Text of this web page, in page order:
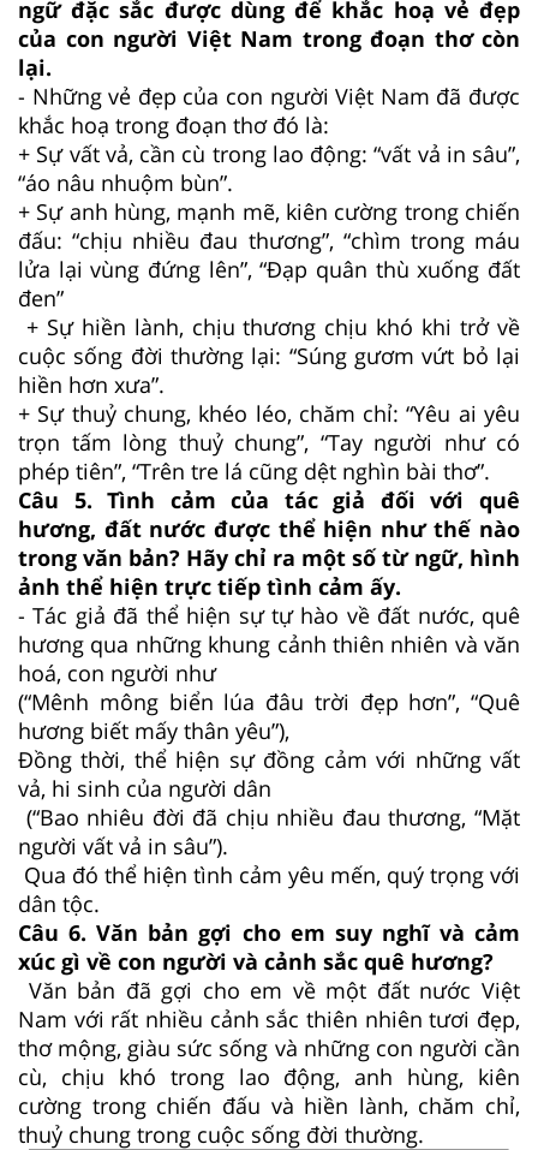
ngữ đặc sắc được dùng để khắc hoạ vẻ đẹp
của con người Việt Nam trong đoạn thơ còn
lại.
- Những vẻ đẹp của con người Việt Nam đã được
khắc hoạ trong đoạn thơ đó là:
+ Sự vất vả, cần cù trong lao động: “vất vả in sâu”,
“áo nâu nhuộm bùn”.
+ Sự anh hùng, mạnh mẽ, kiên cường trong chiến
đấu: “chịu nhiều đau thương”, “chìm trong máu
lửa lại vùng đứng lên”, “Đạp quân thù xuống đất
đen”
+ Sự hiền lành, chịu thương chịu khó khi trở về
cuộc sống đời thường lại: “Súng gươm vứt bỏ lại
hiền hơn xưa”.
+ Sự thuỷ chung, khéo léo, chăm chỉ: “Yêu ai yêu
trọn tấm lòng thuỷ chung”, “Tay người như có
phép tiên”, “Trên tre lá cũng dệt nghìn bài thơ”.
Câu 5. Tình cảm của tác giả đối với quê
hương, đất nước được thể hiện như thế nào
trong văn bản? Hãy chỉ ra một số từ ngữ, hình
ảnh thể hiện trực tiếp tình cảm ấy.
- Tác giả đã thể hiện sự tự hào về đất nước, quê
hương qua những khung cảnh thiên nhiên và văn
hoá, con người như
(“Mênh mông biển lúa đâu trời đẹp hơn”, “Quê
hương biết mấy thân yêu”),
Đồng thời, thể hiện sự đồng cảm với những vất
vả, hi sinh của người dân
(“Bao nhiêu đời đã chịu nhiều đau thương, “Mặt
người vất vả in sâu”).
Qua đó thể hiện tình cảm yêu mến, quý trọng với
dân tộc.
Câu 6. Văn bản gợi cho em suy nghĩ và cảm
xúc gì về con người và cảnh sắc quê hương?
Văn bản đã gợi cho em về một đất nước Việt
Nam với rất nhiều cảnh sắc thiên nhiên tươi đẹp,
thơ mộng, giàu sức sống và những con người cần
cù, chịu khó trong lao động, anh hùng, kiên
cường trong chiến đấu và hiền lành, chăm chỉ,
thuỷ chung trong cuộc sống đời thường.